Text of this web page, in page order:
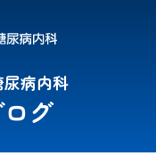
病内科
グ